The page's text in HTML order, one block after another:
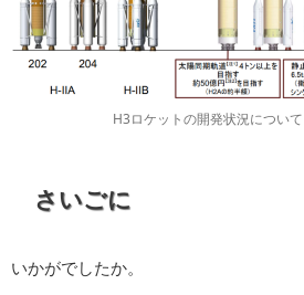
H3ロケットの開発状況につい
さいごに
いかがでしたか。